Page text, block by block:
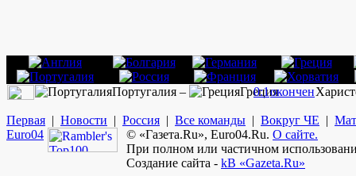
Португалия – Греция
0:1окончен
Первая | Новости | Россия | Все команды | Вокруг ЧЕ |
Euro04 © «Газета.Ru», Euro04.Ru. О сайте.
При полном или частичном
Создание сайта - kB «Gazeta.Ru»